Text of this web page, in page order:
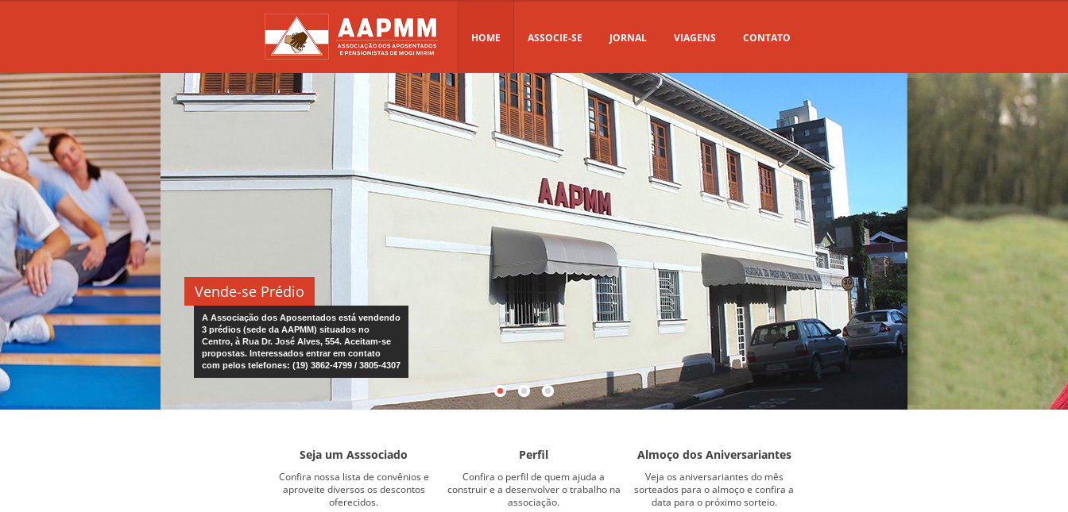
HOME ASSOCIE-SE JORNAL VIAGENS CONTATO
Seja um Asssociado
Confira nossa lista de convênios e
aproveite diversos os descontos
oferecidos.
Perfil
Confira o perfil de quem ajuda a
construir e a desenvolver o trabalho na
associação.
Almoço dos Aniversariantes
Veja os aniversariantes do mês
sorteados para o almoço e confira a
data para o próximo sorteio.